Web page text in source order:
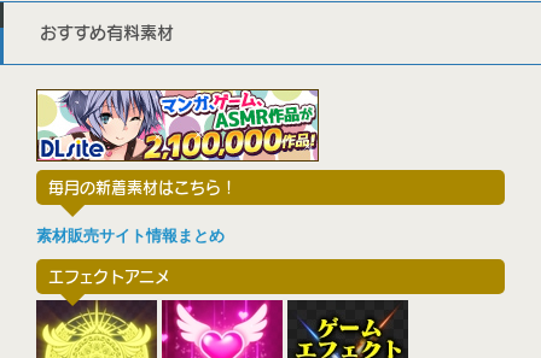
おすすめ有料素材
毎月の新着素材はこちら！
素材販売サイト情報まとめ
エフェクトアニメ